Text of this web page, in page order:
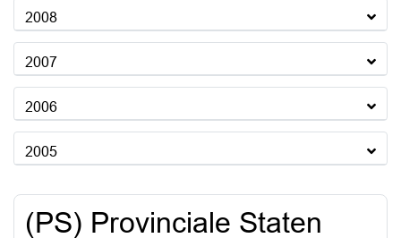
2008
2007
2006
2005
(PS) Provinciale Staten